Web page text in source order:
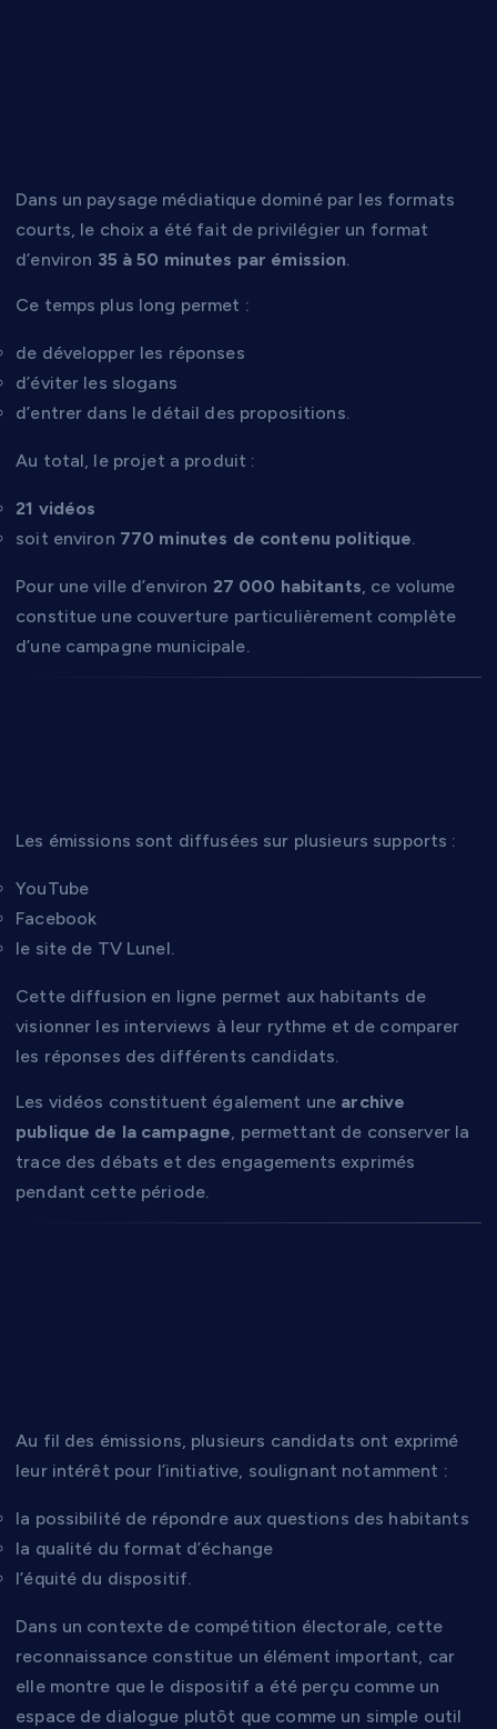
Dans un paysage médiatique dominé par les formats
courts, le choix a été fait de privilégier un format
d’environ 35 à 50 minutes par émission.
Ce temps plus long permet :
de développer les réponses
d’éviter les slogans
d’entrer dans le détail des propositions.
Au total, le projet a produit :
21 vidéos
soit environ 770 minutes de contenu politique.
Pour une ville d’environ 27 000 habitants , ce volume
constitue une couverture particulièrement complète
d’une campagne municipale.
Les émissions sont diffusées sur plusieurs supports :
YouTube
Facebook
le site de TV Lunel.
Cette diffusion en ligne permet aux habitants de
visionner les interviews à leur rythme et de comparer
les réponses des différents candidats.
Les vidéos constituent également une archive
publique de la campagne, permettant de conserver la
trace des débats et des engagements exprimés
pendant cette période.
Au fil des émissions, plusieurs candidats ont exprimé
leur intérêt pour l’initiative, soulignant notamment :
la possibilité de répondre aux questions des habitants
la qualité du format d’échange
l’équité du dispositif.
Dans un contexte de compétition électorale, cette
reconnaissance constitue un élément important, car
elle montre que le dispositif a été perçu comme un
espace de dialogue plutôt que comme un simple outil